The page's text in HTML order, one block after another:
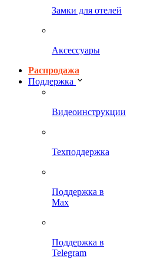
Замки для отелей
Аксессуары
Распродажа
Поддержка
Видеоинструкции
Техподдержка
Поддержка в
Max
Поддержка в
Telegram